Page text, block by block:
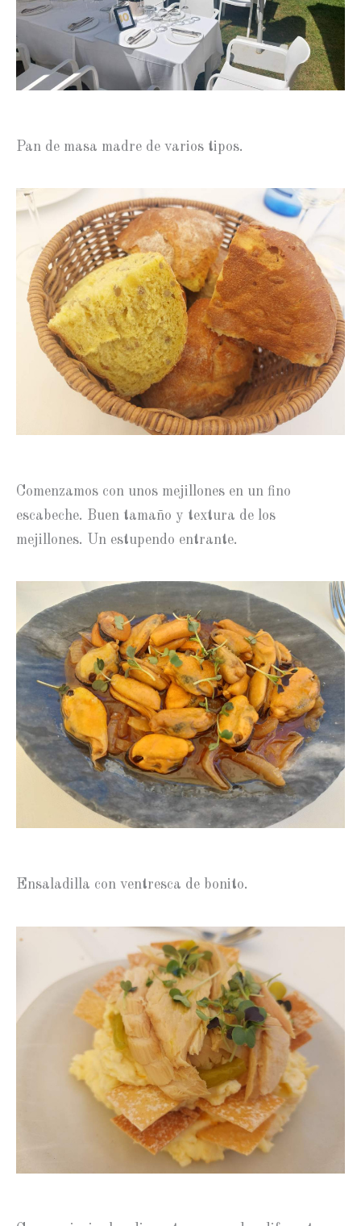
Pan de masa madre de varios tipos.
Comenzamos con unos mejillones en un fino
escabeche. Buen tamaño y textura de los
mejillones. Un estupendo entrante.
Ensaladilla con ventresca de bonito.